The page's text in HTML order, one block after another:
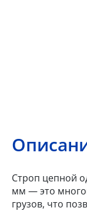
Строп цепной
мм — это
грузов, что